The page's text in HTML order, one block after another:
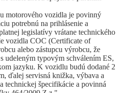
motorového vozidla je povinný
potrebnú na prihlásenie a
legislatívy vrátane technického
vozidla COC (Certificate of
alebo zástupcu výrobcu, že
udeleným typovým schválením ES,
jazyku. K vozidlu budú dodané 2
ďalej servisná knižka, výbava a
technickej špecifikácie a povinná